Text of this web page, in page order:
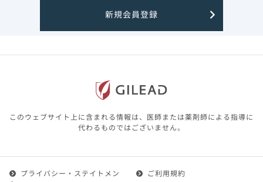
新規会員登録
このウェブサイト上に含まれる情報は、医師または薬剤師による指導に
代わるものではございません。
プライバシー・ステイトメン
ご利用規約